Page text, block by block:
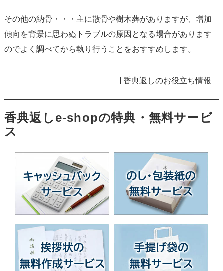
その他の納骨・・・ 主に散骨や樹木葬がありますが、増加
傾向を背景に思わぬトラブルの原因となる場合があります
のでよく調べてから執り行うことをおすすめします。
香典返しのお役立ち情報
香典返しe-shopの特典・無料サービ
ス